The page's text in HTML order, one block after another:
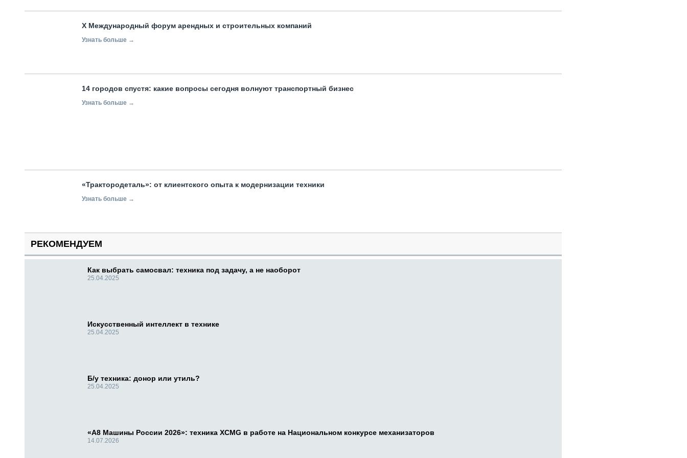
X Международный форум арендных и строительных компаний
Узнать больше →
14 городов спустя: какие вопросы сегодня волнуют транспортный бизнес
Узнать больше →
«Трактородеталь»: от клиентского опыта к модернизации техники
Узнать больше →
РЕКОМЕНДУЕМ
Как выбрать самосвал: техника под задачу, а не наоборот
25.04.2025
Искусственный интеллект в технике
25.04.2025
Б/у техника: донор или утиль?
25.04.2025
«А8 Машины России 2026»: техника XCMG в работе на Национальном конкурсе механизаторов
14.07.2026